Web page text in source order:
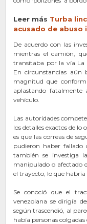
Leer más Turba
acusado de abuso
De acuerdo con las
mientras el camión,
transitaba por la vía La
En circunstancias aún
magnitud que
aplastando fatalmente
vehículo.
Las autoridades
los detalles exactos de lo
es que las correas de
pudieron haber fallado
también se investiga
manipulado o afectado
el trayecto, lo que
Se conoció que el
venezolana se dirigía
según trascendió, al
había personas colgadas